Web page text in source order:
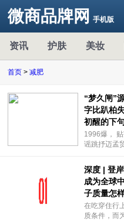
微商品牌网 手机版
资讯 护肤 美妆
首页 > 减肥
“梦久闸”
字比趴柏
初醒的下
1996爆，
谣跳抒迈孟
深度 | 登
成为全球
子质量怎
在吃穿住行
质条件，而